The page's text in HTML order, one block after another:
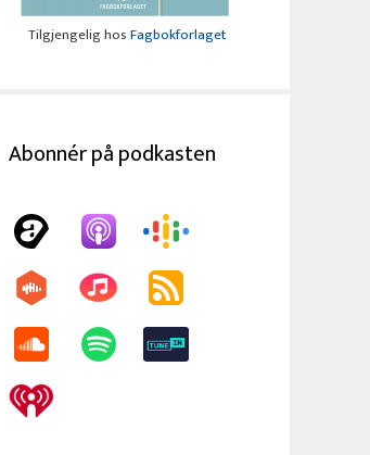
Tilgjengelig hosFagbokforlaget
Abonnér på podkasten